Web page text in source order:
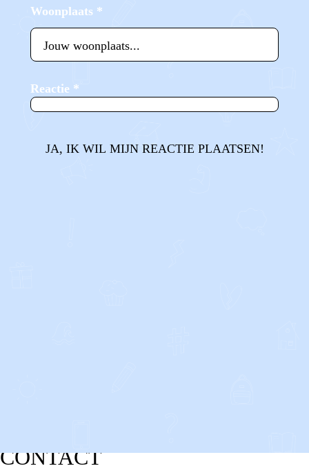
Woonplaats *
Reactie *
JA, IK WIL MIJN REACTIE PLAATSEN!
CONTACT